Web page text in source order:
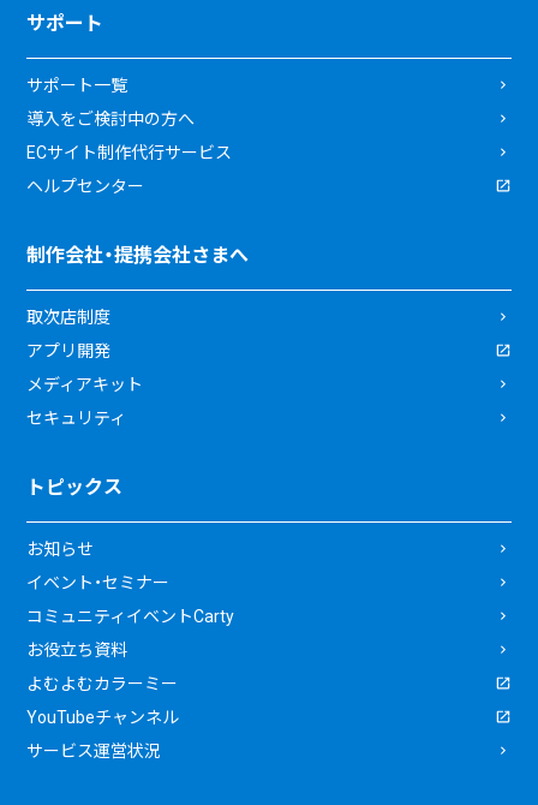
サポート
サポート一覧
導入をご検討中の方へ
ECサイト制作代行サービス
ヘルプセンター
制作会社・提携会社さまへ
取次店制度
アプリ開発
メディアキット
セキュリティ
トピックス
お知らせ
イベント・セミナー
コミュニティイベントCarty
お役立ち資料
よむよむカラーミー
YouTubeチャンネル
サービス運営状況